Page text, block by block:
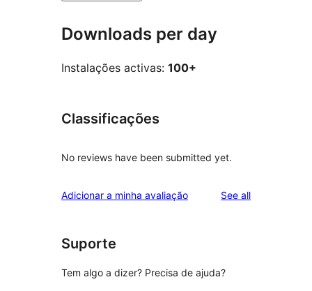
Downloads per day
Instalações activas: 100+
Classificações
No reviews have been submitted yet.
Adicionar a minha avaliação See allreviews
Suporte
Tem algo a dizer? Precisa de ajuda?